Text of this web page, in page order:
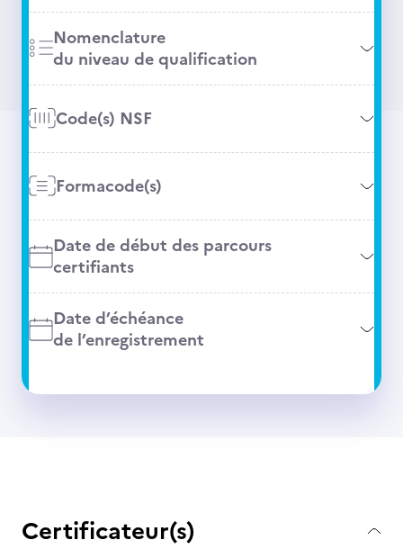
Nomenclature
du niveau de qualification
Code(s) NSF
Formacode(s)
Date de début des parcours
certifiants
Date d’échéance
de l’enregistrement
Certificateur(s)